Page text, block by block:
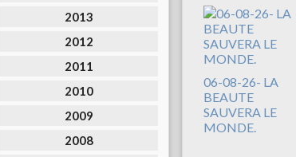
2013
2012
2011
2010
2009
2008
06-08-26- LA
BEAUTE
SAUVERA LE
MONDE.